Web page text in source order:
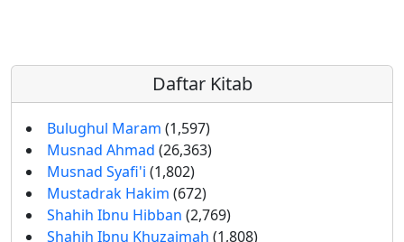
Daftar Kitab
Bulughul Maram (1,597)
Musnad Ahmad (26,363)
Musnad Syafi'i (1,802)
Mustadrak Hakim (672)
Shahih Ibnu Hibban (2,769)
Shahih Ibnu Khuzaimah (1,808)